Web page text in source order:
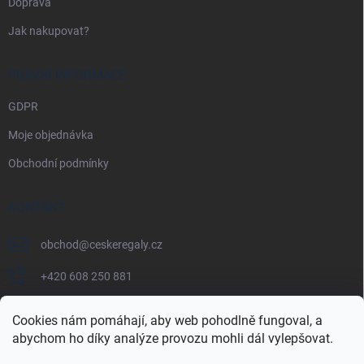
Cookies nám pomáhají, aby web pohodlně fungoval, a
abychom ho díky analýze provozu mohli dál vylepšovat.
Jak nakupovat?
PRÁVNÍ INFORMACE
GDPR
Moje objednávka
Obchodní podmínky
KONTAKT
obchod@ceskeregaly.cz
+420 608 250 881